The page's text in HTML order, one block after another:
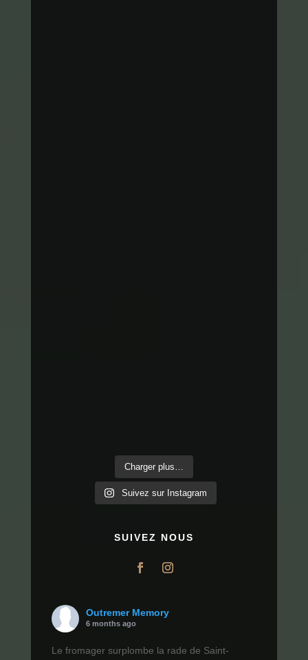
Charger plus…
Suivez sur Instagram
SUIVEZ NOUS
Outremer Memory
6 months ago
Le fromager surplombe la rade de Saint-